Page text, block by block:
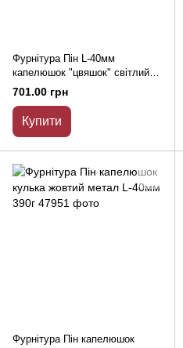
Фурнітура Пін L-40мм
капелюшок "цвяшок" світлий
метал 0,5 кг
701.00 грн
Купити
Фурнітура Пін капелюшок